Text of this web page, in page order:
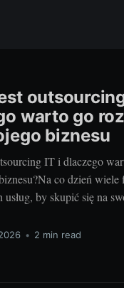
warto go
biznesu
IT i dlaczego
co dzień wiele
usług, by skupić się na
Niekiedy proste
mogą wymagać
• 2 min read